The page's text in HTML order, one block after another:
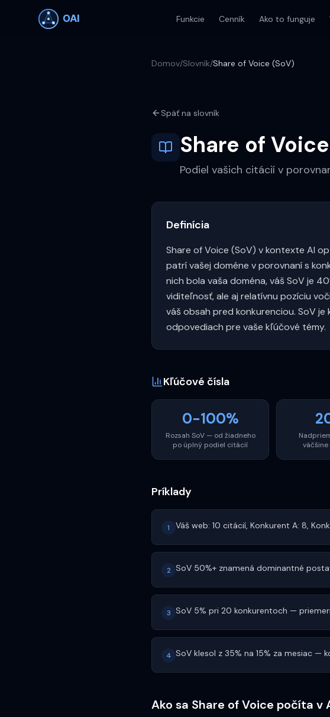
Funkcie Cenník Ako to funguje
Domov/Slovník/Share of Voice (SoV)
Späť na slovník
Share of
Podiel vašich citácií v
Definícia
Share of Voice (SoV) v kontexte AI
patrí vašej doméne v porovnaní s
nich bola vaša doména, váš SoV je
viditeľnosť, ale aj relatívnu pozíciu
váš obsah pred konkurenciou. SoV
odpovediach pre vaše kľúčové témy.
Kľúčové čísla
0-100%
Rozsah SoV — od žiadneho
po úplný podiel citácií
Príklady
1 Váš web: 10 citácií, Konkurent A: 8,
2 SoV 50%+ znamená dominantné
3 SoV 5% pri 20 konkurentoch —
4 SoV klesol z 35% na 15% za mesiac —
Ako sa Share of Voice počíta v